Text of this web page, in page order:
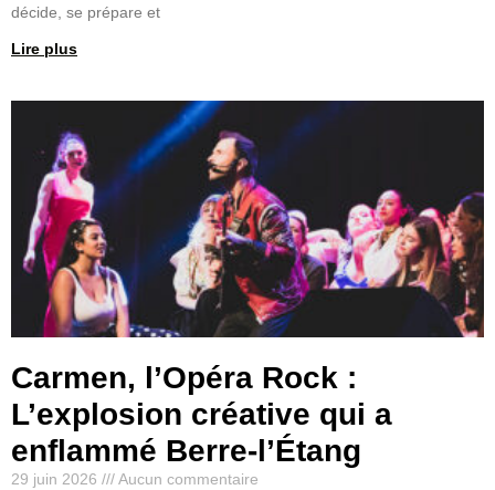
décide, se prépare et
Lire plus
Carmen, l’Opéra Rock :
L’explosion créative qui a
enflammé Berre-l’Étang
29 juin 2026
Aucun commentaire